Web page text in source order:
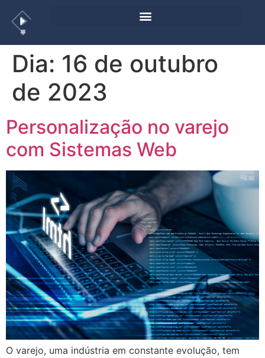
Dia: 16 de outubro
de 2023
Personalização no varejo
com Sistemas Web
O varejo, uma indústria em constante evolução, tem